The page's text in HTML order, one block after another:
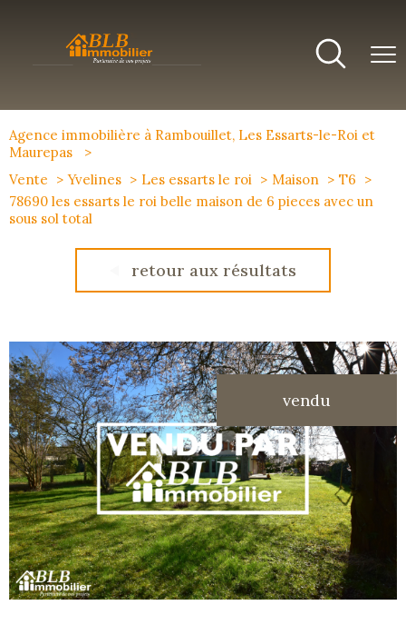
Agence immobilière à Rambouillet, Les Essarts-le-Roi et
Maurepas
Vente
Yvelines Les essarts le roi Maison
T6
78690 les essarts le roi belle maison de 6 pieces avec un
sous sol total
retour aux résultats
vendu